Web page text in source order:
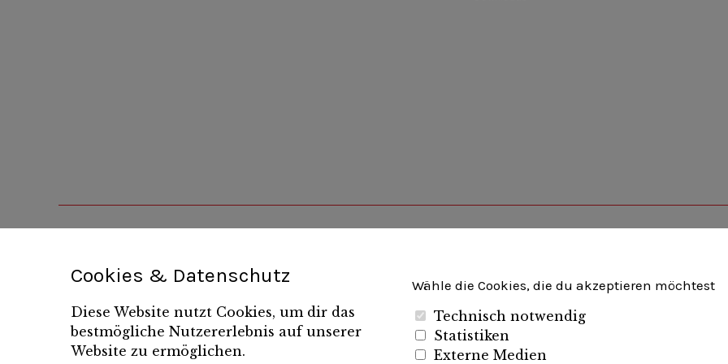
Unternehmerverband Brandenburg-Berlin e.V.
Folgen Sie uns auf
Cookies & Datenschutz
Diese Website nutzt Cookies, um dir das
bestmögliche Nutzererlebnis auf unserer
Website zu ermöglichen.
Wähle die Cookies, die du akzeptieren möchtest
Technisch notwendig
Statistiken
Externe Medien